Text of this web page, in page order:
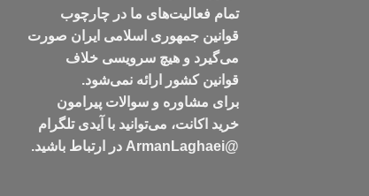
تمام فعالیت‌های ما در چارچوب
قوانین جمهوری اسلامی ایران صورت
می‌گیرد و هیچ سرویسی خلاف
قوانین کشور ارائه نمی‌شود.
برای مشاوره و سوالات پیرامون
خرید اکانت، می‌توانید با آیدی تلگرام
@ArmanLaghaei در ارتباط باشید.